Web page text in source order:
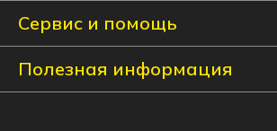
Сервис и помощь
Полезная информация